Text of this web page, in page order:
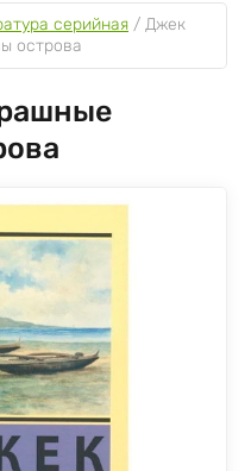
серийная / Джек
острова